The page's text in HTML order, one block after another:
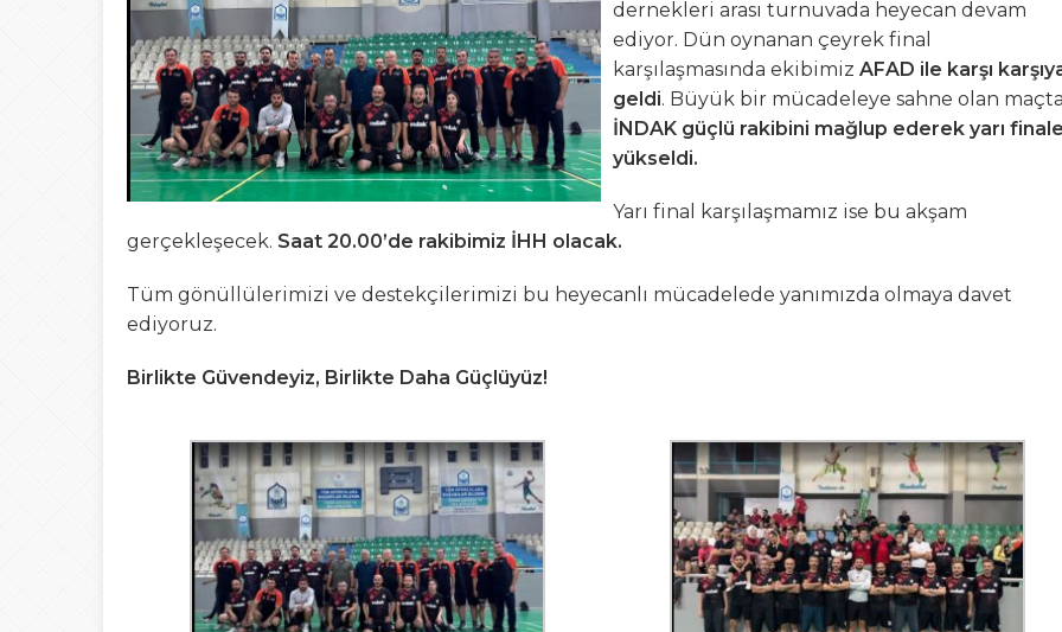
19:39 İNDAK Eğitimlerimize Yoğun İlgi
05:11 Diyanet’te Deprem Tatbikatı
04:24 Hasan Dağı Faaliyeti
dernekleri arası turnuvada heyecan devam
ediyor. Dün oynanan çeyrek final
karşılaşmasında ekibimiz AFAD ile karşı
geldi. Büyük bir mücadeleye sahne olan
İNDAK güçlü rakibini mağlup ederek yarı
yükseldi.
Yarı final karşılaşmamız ise bu akşam
gerçekleşecek. Saat 20.00’de rakibimiz İHH olacak.
Tüm gönüllülerimizi ve destekçilerimizi bu heyecanlı mücadelede yanımızda olmaya davet
ediyoruz.
Birlikte Güvendeyiz, Birlikte Daha Güçlüyüz!